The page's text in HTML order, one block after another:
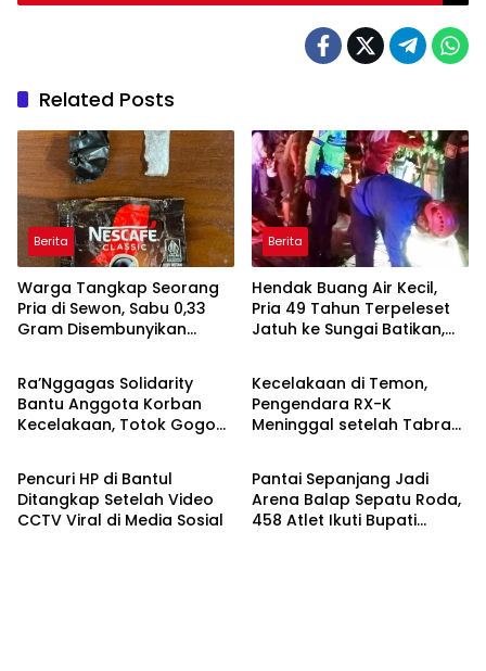
Related Posts
Berita
Warga Tangkap Seorang
Pria di Sewon, Sabu 0,33
Gram Disembunyikan
Berita
Hendak Buang Air Kecil,
Pria 49 Tahun Terpeleset
Jatuh ke Sungai Batikan,
Berita
Ra’Nggagas Solidarity
Bantu Anggota Korban
Kecelakaan, Totok Gogon:
Berita
Kecelakaan di Temon,
Pengendara RX-K
Meninggal setelah Tabrak
Berita
Pencuri HP di Bantul
Ditangkap Setelah Video
CCTV Viral di Media Sosial
Berita
Pantai Sepanjang Jadi
Arena Balap Sepatu Roda,
458 Atlet Ikuti Bupati